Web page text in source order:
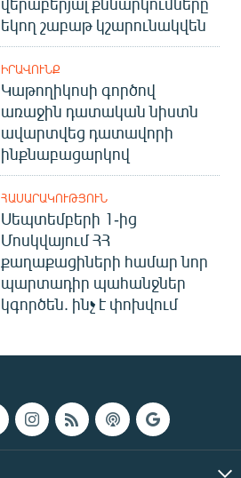
եկող շաբաթ կշարունակվեն
ԻՐԱՎՈՒՆՔ
Կաթողիկոսի գործով
առաջին դատական նիստն
ավարտվեց դատավորի
ինքնաբացարկով
ՀԱՍԱՐԱԿՈՒԹՅՈՒՆ
Սեպտեմբերի 1-ից
Մոսկվայում ՀՀ
քաղաքացիների համար նոր
պարտադիր պահանջներ
կգործեն. ինչ է փոխվում